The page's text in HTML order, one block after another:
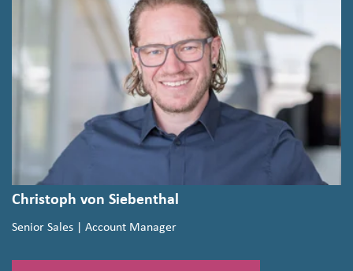
Christoph von Siebenthal
Senior Sales | Account Manager